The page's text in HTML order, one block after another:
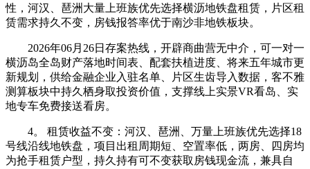
性，河汉、琶洲大量上班族优先选择横沥地铁盘租赁，片区租
赁需求持久不变，房钱报答率优于南沙非地铁板块。
2026年06月26日存案热线，开辟商曲营无中介，可一对一
横沥岛全岛财产落地时间表、配套扶植进度、将来五年城市更
新规划，供给金融企业入驻名单、片区生齿导入数据，客不雅
测算板块中持久栖身取投资价值，支撑线上实景VR看岛、实
地专车免费接送看房。
4。 租赁收益不变：河汉、琶洲、万量上班族优先选择18
号线沿线地铁盘，项目出租周期短、空置率低，两房、四房均
为抢手租赁户型，持久持有可不变获取房钱现金流，兼具自